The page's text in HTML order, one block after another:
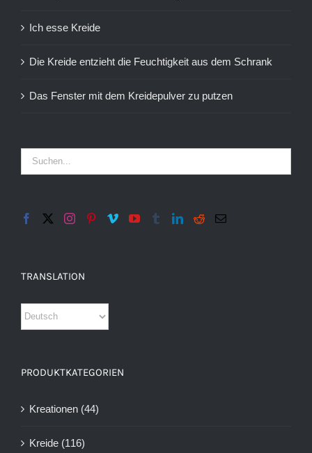
Ich esse Kreide
Die Kreide entzieht die Feuchtigkeit aus dem Schrank
Das Fenster mit dem Kreidepulver zu putzen
TRANSLATION
PRODUKTKATEGORIEN
Kreationen (44)
Kreide (116)